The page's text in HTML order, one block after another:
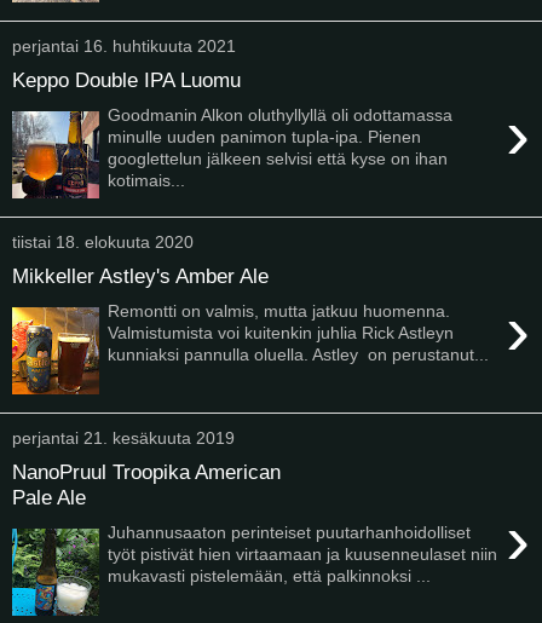
perjantai 16. huhtikuuta 2021
Keppo Double IPA Luomu
›
Goodmanin Alkon oluthyllyllä oli odottamassa
minulle uuden panimon tupla-ipa. Pienen
googlettelun jälkeen selvisi että kyse on ihan
kotimais...
tiistai 18. elokuuta 2020
Mikkeller Astley's Amber Ale
›
Remontti on valmis, mutta jatkuu huomenna.
Valmistumista voi kuitenkin juhlia Rick Astleyn
kunniaksi pannulla oluella. Astley on perustanut...
perjantai 21. kesäkuuta 2019
NanoPruul Troopika American
Pale Ale
›
Juhannusaaton perinteiset puutarhanhoidolliset
työt pistivät hien virtaamaan ja kuusenneulaset niin
mukavasti pistelemään, että palkinnoksi ...